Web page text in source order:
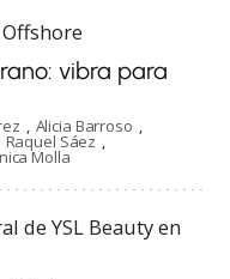
vibra para
Alicia Barroso
Raquel Sáez
Molla